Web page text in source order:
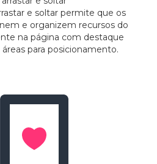
e soltar permite que os
e organizem recursos do
na página com destaque
para posicionamento.